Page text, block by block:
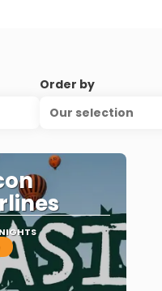
Order by
Our selection